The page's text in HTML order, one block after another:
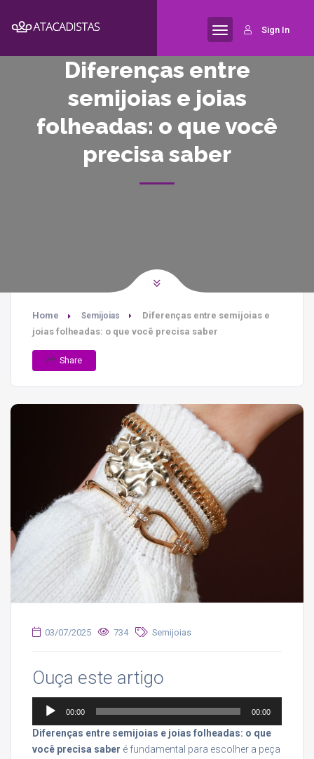
Sign In
Diferenças entre
semijoias e joias
folheadas: o que você
precisa saber
Home Semijoias
Diferenças entre semijoias e
joias folheadas: o que você precisa saber
Share
03/07/2025 734 Semijoias
Ouça este artigo
Tocador
áudio
00:00 00:00
Diferenças entre semijoias e joias folheadas: o que
você precisa saber é fundamental para escolher a peça